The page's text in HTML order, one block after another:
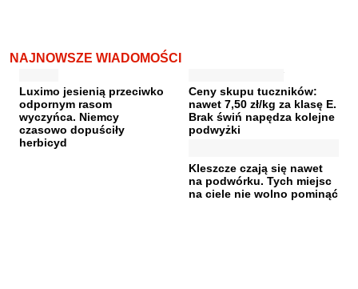
NAJNOWSZE WIADOMOŚCI
Luximo jesienią przeciwko
odpornym rasom
wyczyńca. Niemcy
czasowo dopuściły
herbicyd
Ceny skupu tuczników:
nawet 7,50 zł/kg za klasę E.
Brak świń napędza kolejne
podwyżki
Kleszcze czają się nawet
na podwórku. Tych miejsc
na ciele nie wolno pominąć